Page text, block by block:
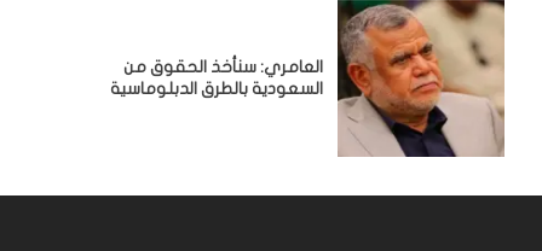
العامري: سنأخذ الحقوق من
السعودية بالطرق الدبلوماسية